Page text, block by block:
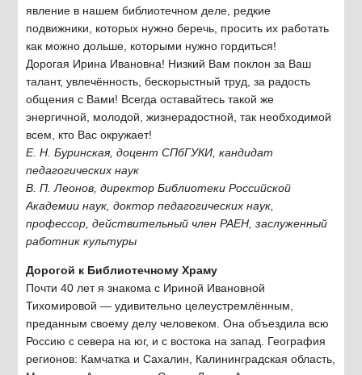
явление в нашем библиотечном деле, редкие
подвижники, которых нужно беречь, просить их работать
как можно дольше, которыми нужно гордиться!
Дорогая Ирина Ивановна! Низкий Вам поклон за Ваш
талант, увлечённость, бескорыстный труд, за радость
общения с Вами! Всегда оставайтесь такой же
энергичной, молодой, жизнерадостной, так необходимой
всем, кто Вас окружает!
Е. Н. Буринская, доцент СПбГУКИ, кандидат
педагогических наук
В. П. Леонов, директор Библиотеки Российской
Академии наук, доктор педагогических наук,
профессор, действительный член РАЕН, заслуженный
работник культуры
Дорогой к Библиотечному Храму
Почти 40 лет я знакома с Ириной Ивановной
Тихомировой — удивительно целеустремлённым,
преданным своему делу человеком. Она объездила всю
Россию с севера на юг, и с востока на запад. География
регионов: Камчатка и Сахалин, Калининградская область,